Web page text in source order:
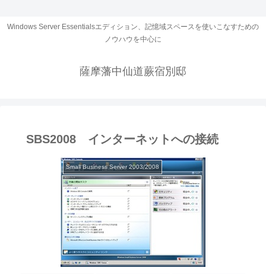
Windows Server Essentialsエディション、記憶域スペースを使いこなすための
ノウハウを中心に
薩摩藩中仙道蕨宿別邸
SBS2008 インターネットへの接続
Small Business Server 2003/2008